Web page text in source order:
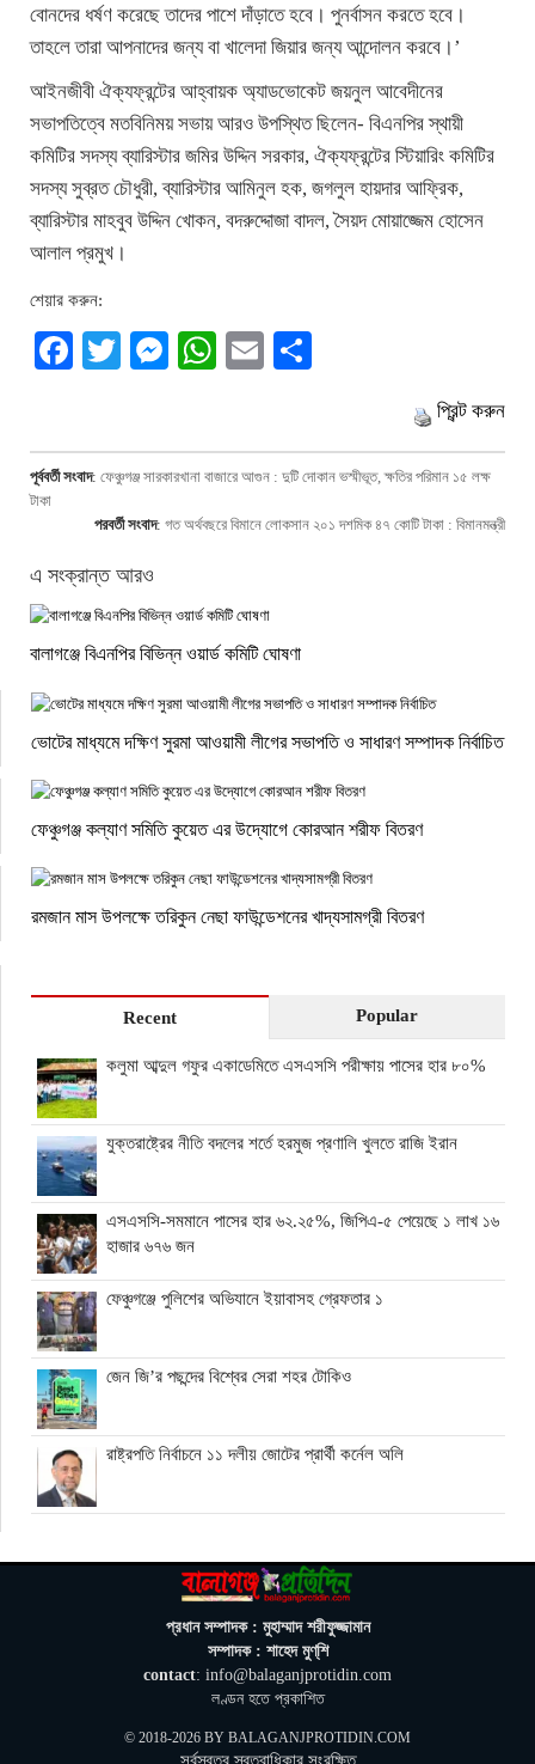
বোনদের ধর্ষণ করেছে তাদের পাশে দাঁড়াতে হবে। পুনর্বাসন করতে হবে।
তাহলে তারা আপনাদের জন্য বা খালেদা জিয়ার জন্য আন্দোলন করবে।’
আইনজীবী ঐক্যফ্রন্টের আহ্বায়ক অ্যাডভোকেট জয়নুল আবেদীনের
সভাপতিত্বে মতবিনিময় সভায় আরও উপস্থিত ছিলেন- বিএনপির স্থায়ী
কমিটির সদস্য ব্যারিস্টার জমির উদ্দিন সরকার, ঐক্যফ্রন্টের স্টিয়ারিং কমিটির
সদস্য সুব্রত চৌধুরী, ব্যারিস্টার আমিনুল হক, জগলুল হায়দার আফ্রিক,
ব্যারিস্টার মাহবুব উদ্দিন খোকন, বদরুদ্দোজা বাদল, সৈয়দ মোয়াজ্জেম হোসেন
আলাল প্রমুখ।
শেয়ার করুন:
Facebook
TwitterMessenger
WhatsApp
Email
প্রিন্ট করুন
পূর্ববর্তী সংবাদ: ফেঞ্চুগঞ্জ সারকারখানা বাজারে আগুন : দুটি দোকান ভস্মীভূত, ক্ষতির পরিমান ১৫ লক্ষ
টাকা
পরবর্তী সংবাদ: গত অর্থবছরে বিমানে লোকসান ২০১ দশমিক ৪৭ কোটি টাকা : বিমানমন্ত্রী
এ সংক্রান্ত আরও
বালাগঞ্জে বিএনপির বিভিন্ন ওয়ার্ড কমিটি ঘোষণা
ভোটের মাধ্যমে দক্ষিণ সুরমা আওয়ামী লীগের সভাপতি ও সাধারণ সম্পাদক নির্বাচিত
ফেঞ্চুগঞ্জ কল্যাণ সমিতি কুয়েত এর উদ্যোগে কোরআন শরীফ বিতরণ
রমজান মাস উপলক্ষে তরিকুন নেছা ফাউন্ডেশনের খাদ্যসামগ্রী বিতরণ
Recent Popular
কলুমা আব্দুল গফুর একাডেমিতে এসএসসি পরীক্ষায় পাসের হার ৮০%
যুক্তরাষ্ট্রের নীতি বদলের শর্তে হরমুজ প্রণালি খুলতে রাজি ইরান
এসএসসি-সমমানে পাসের হার ৬২.২৫%, জিপিএ-৫ পেয়েছে ১ লাখ ১৬
হাজার ৬৭৬ জন
ফেঞ্চুগঞ্জে পুলিশের অভিযানে ইয়াবাসহ গ্রেফতার ১
জেন জি’র পছন্দের বিশ্বের সেরা শহর টোকিও
রাষ্ট্রপতি নির্বাচনে ১১ দলীয় জোটের প্রার্থী কর্নেল অলি
সিলেট বিভাগে একদিনে ১২ মৃত্যু
সিলেটে দুই বাসের মুখোমুখি সংঘর্ষে নিহত ৯, আহত ১৩
প্রধান সম্পাদক : মুহাম্মাদ শরীফুজ্জামান
সম্পাদক : শাহেদ মুণ্‌শি
contact: info@balaganjprotidin.com
লণ্ডন হতে প্রকাশিত
© 2018-2026 BY BALAGANJPROTIDIN.COM
সর্বস্বত্ব স্বত্বাধিকার সংরক্ষিত